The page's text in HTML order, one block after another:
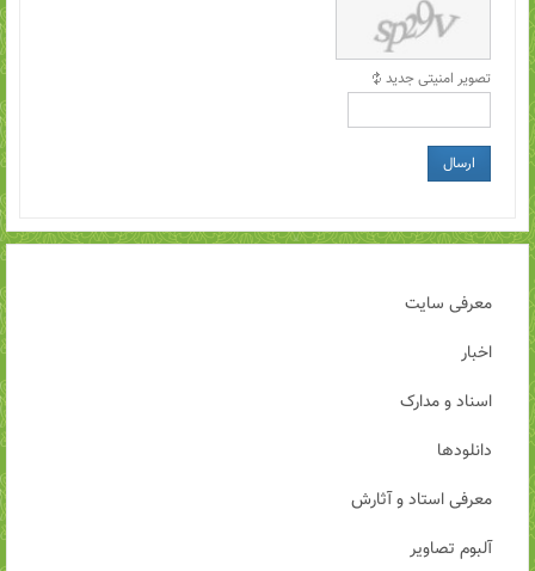
تصویر امنیتی جدید
ارسال
معرفی سایت
اخبار
اسناد و مدارک
دانلودها
معرفی استاد و آثارش
آلبوم تصاویر